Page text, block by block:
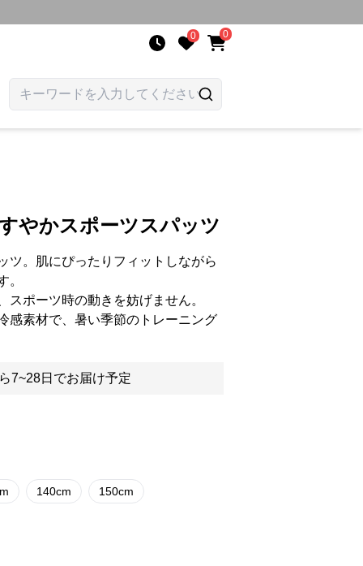
0 0
やかスポーツスパッツ
ツ。肌にぴったりフィットしながら
。
ポーツ時の動きを妨げません。
感素材で、暑い季節のトレーニング
7~28日でお届け予定
140cm 150cm